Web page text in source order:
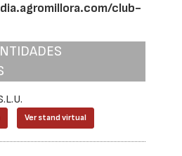
club-
Ver stand virtual